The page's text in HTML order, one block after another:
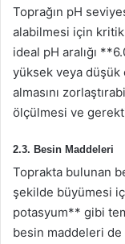
Toprağın pH
alabilmesi için
ideal pH aralığı
yüksek veya düşük
almasını
ölçülmesi ve
2.3. Besin Maddeleri
Toprakta bulunan
şekilde büyümesi
potasyum** gibi
besin maddeleri